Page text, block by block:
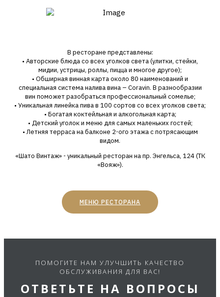
В ресторане представлены:
• Авторские блюда со всех уголков света (улитки, стейки,
мидии, устрицы, роллы, пицца и многое другое);
• Обширная винная карта около 80 наименований и
специальная система налива вина – Coravin. В разнообразии
вин поможет разобраться профессиональный сомелье;
• Уникальная линейка пива в 100 сортов со всех уголков света;
• Богатая коктейльная и алкогольная карта;
• Детский уголок и меню для самых маленьких гостей;
• Летняя терраса на балконе 2-ого этажа с потрясающим
видом.
«Шато Винтаж» - уникальный ресторан на пр. Энгельса, 124 (ТК
«Вояж»).
МЕНЮ РЕСТОРАНА
ПОМОГИТЕ НАМ УЛУЧШИТЬ КАЧЕСТВО
ОБСЛУЖИВАНИЯ ДЛЯ ВАС!
ОТВЕТЬТЕ НА ВОПРОСЫ